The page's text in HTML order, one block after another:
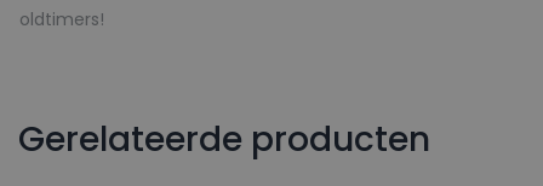
oldtimers!
Gerelateerde producten